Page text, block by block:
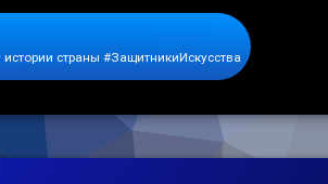
страны #ЗащитникиИскусства